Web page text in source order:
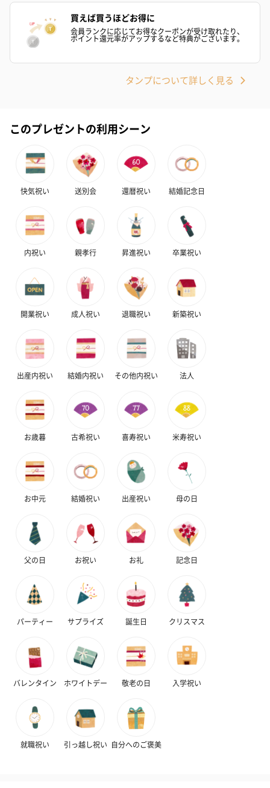
買えば買うほどお得に
会員ランクに応じてお得なクーポンが受け取れたり、
ポイント還元率がアップするなど特典がございます。
タンプについて詳しく見る
このプレゼントの利用シーン
快気祝い 送別会 還暦祝い 結婚記念日
内祝い 親孝行 昇進祝い 卒業祝い
開業祝い 成人祝い 退職祝い 新築祝い
出産内祝い 結婚内祝い その他内祝い 法人
お歳暮 古希祝い 喜寿祝い 米寿祝い
お中元 結婚祝い 出産祝い 母の日
父の日 お祝い お礼 記念日
パーティー サプライズ 誕生日 クリスマス
バレンタイン ホワイトデー 敬老の日 入学祝い
就職祝い 引っ越し祝い 自分へのご褒美